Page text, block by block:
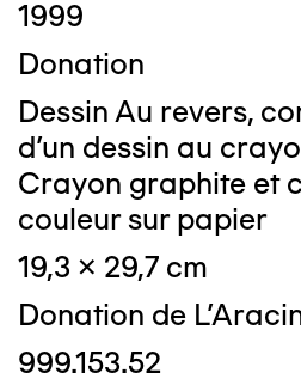
1999
Donation
Dessin Au revers,
d'un dessin au
Crayon graphite et
couleur sur papier
19,3 x 29,7 cm
Donation de
999.153.52